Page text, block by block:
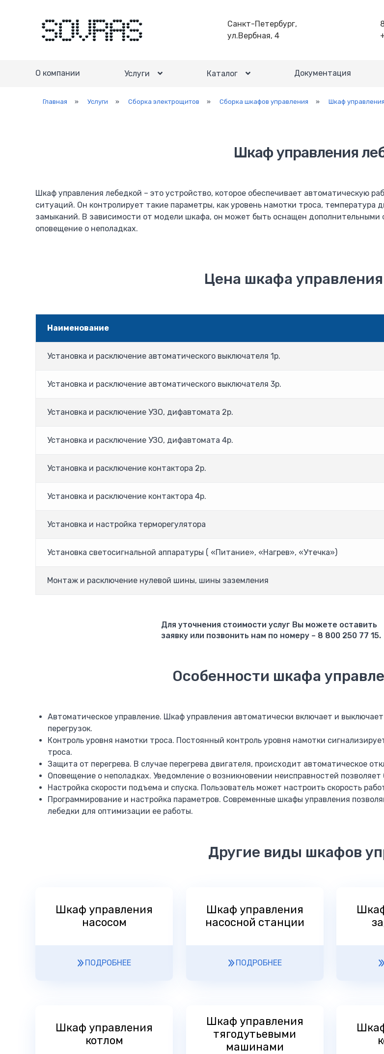
Санкт-Петербург,
ул.Вербная, 4
О компании Услуги Каталог Документация
Главная » Услуги » Сборка электрощитов » Сборка шкафов управления » Шкаф
Шкаф управления
Шкаф управления лебедкой – это устройство, которое обеспечивает автоматическую
ситуаций. Он контролирует такие параметры, как уровень намотки троса, температура
замыканий. В зависимости от модели шкафа, он может быть оснащен дополнительными
оповещение о неполадках.
Цена шкафа
Наименование
Установка и расключение автоматического выключателя 1р.
Установка и расключение автоматического выключателя 3р.
Установка и расключение УЗО, дифавтомата 2р.
Установка и расключение УЗО, дифавтомата 4р.
Установка и расключение контактора 2р.
Установка и расключение контактора 4р.
Установка и настройка терморегулятора
Установка светосигнальной аппаратуры ( «Питание», «Нагрев», «Утечка»)
Монтаж и расключение нулевой шины, шины заземления
Для уточнения стоимости услуг Вы можете оставить
заявку или позвонить нам по номеру – 8 800 250 77 15.
Особенности шкафа
Автоматическое управление. Шкаф управления автоматически включает и
перегрузок.
Контроль уровня намотки троса. Постоянный контроль уровня намотки
троса.
Защита от перегрева. В случае перегрева двигателя, происходит автоматическое
Оповещение о неполадках. Уведомление о возникновении неисправностей
Настройка скорости подъема и спуска. Пользователь может настроить скорость
Программирование и настройка параметров. Современные шкафы управления
лебедки для оптимизации ее работы.
Другие виды шкафов
Шкаф управления
насосом
ПОДРОБНЕЕ
Шкаф управления
насосной станции
ПОДРОБНЕЕ
Шкаф управления
котлом
Шкаф управления
тягодутьевыми
машинами